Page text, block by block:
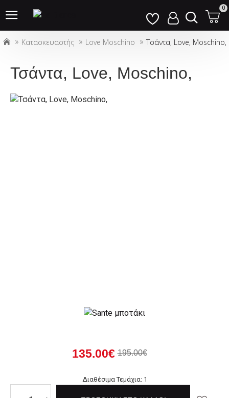
Αυτός
ο
ιστότοπος
ένα
σύστημα
προσβασιμότητας.
0
Κατασκευαστής Love Moschino Τσάντα, Love, Moschino,
Τσάντα, Love, Moschino,
135.00€ 195.00€
Διαθέσιμα Τεμάχια: 1